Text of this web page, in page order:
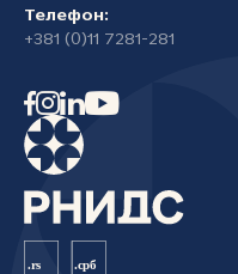
Телефон:
+381 (0)11 7281-281